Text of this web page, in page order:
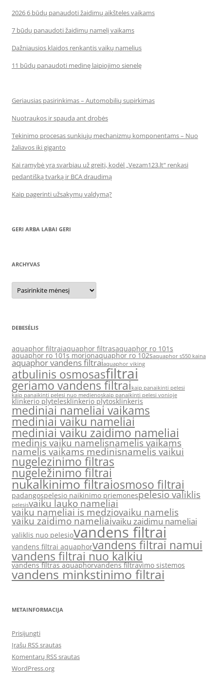
2026 6 būdų panaudoti žaidimų aikšteles vaikams
7 būdų panaudoti žaidimų namelį vaikams
Dažniausios klaidos renkantis vaikų namelius
11 būdų panaudoti medinę laipiojimo sienelę
Geriausias pasirinkimas – Automobilių supirkimas
Nuotraukos ir spauda ant drobės
Tekinimo procesas sunkiųjų mechanizmų komponentams – Nuo
žaliavos iki giganto
Kai ramybė yra svarbiau už greitį, kodėl „Vezam123.lt“ renkasi
pedantišką tvarką ir BCA draudimą
Kaip pagerinti užsakymų valdymą?
GERI ARBA LABAI GERI
ARCHYVAS
Archyvas
DEBESĖLIS
aquaphor filtraiaquaphor filtrasaquaphor ro 101s
aquaphor ro 101s morionaquaphor ro 102saquaphor s550 kaina
aquaphor vandens filtraiaquaphor viking
atbulinis osmosasfiltrai
geriamo vandens filtraikaip panaikinti pelesi
kaip panaikinti pelesi nuo medienoskaip panaikinti pelesi vonioje
klinkerio plytelesklinkerio plytosklinkeris
mediniai nameliai vaikams
mediniai vaiku nameliai
mediniai vaiku zaidimo nameliai
medinis vaiku namelisnamelis vaikams
namelis vaikams medinisnamelis vaikui
nugelezinimo filtras
nugeležinimo filtrai
nukalkinimo filtraiosmoso filtrai
padangospelesio naikinimo priemonespelesio valiklis
pelesisvaiku lauko nameliai
vaiku nameliai is medziovaiku namelis
vaiku zaidimo nameliaivaiku zaidimu nameliai
valiklis nuo pelesiovandens filtrai
vandens filtrai aquaphorvandens filtrai namui
vandens filtrai nuo kalkiu
vandens filtras aquaphorvandens filtravimo sistemos
vandens minkstinimo filtrai
METAINFORMACIJA
Prisijungti
Įrašų RSS srautas
Komentarų RSS srautas
WordPress.org